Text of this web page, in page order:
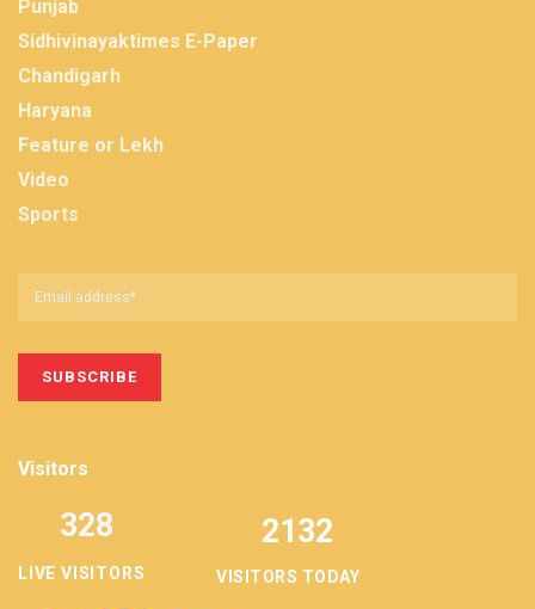
Punjab
Sidhivinayaktimes E-Paper
Chandigarh
Haryana
Feature or Lekh
Video
Sports
Visitors
LIVE VISITORS
328 2132
VISITORS TODAY